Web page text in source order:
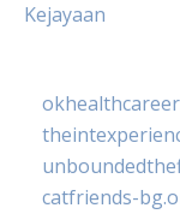
Kejayaan
catfriends-